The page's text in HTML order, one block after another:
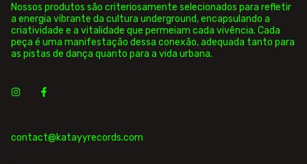
Nossos produtos são criteriosamente selecionados para refletir
a energia vibrante da cultura underground, encapsulando a
criatividade e a vitalidade que permeiam cada vivência. Cada
peça é uma manifestação dessa conexão, adequada tanto para
as pistas de dança quanto para a vida urbana.
contact@katayyrecords.com